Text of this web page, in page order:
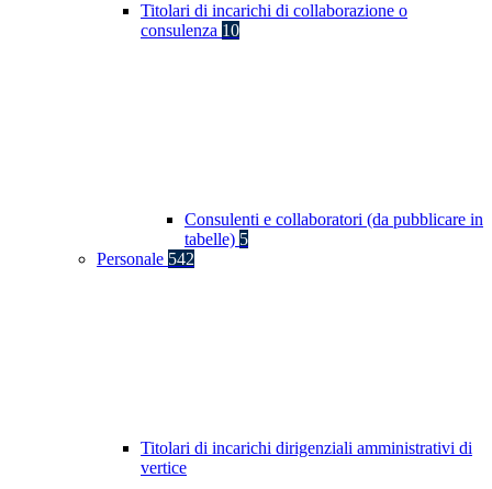
Titolari di incarichi di collaborazione o
consulenza 10
Consulenti e collaboratori (da pubblicare in
tabelle) 5
Personale 542
Titolari di incarichi dirigenziali amministrativi di
vertice